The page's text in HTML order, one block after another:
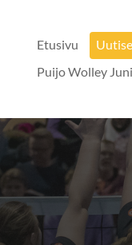
Etusivu
Puijo Wolley